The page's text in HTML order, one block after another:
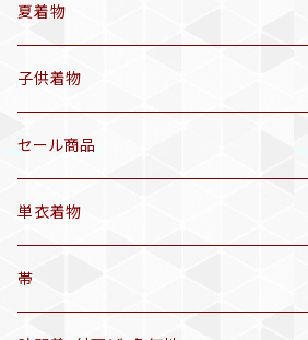
袷着物(10〜5月頃)
セオα 着物(5〜9月頃)
三分紐
帯揚げ
羽織
夏着物
アンティーク着物
リサイクル着物
子供着物
セール商品
単衣着物
アンティーク着物
帯